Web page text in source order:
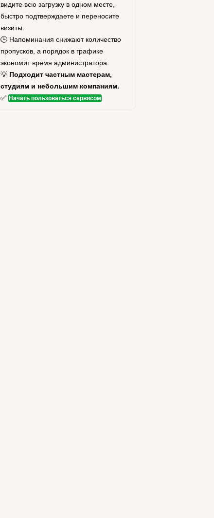
видите всю загрузку в одном месте,
быстро подтверждаете и переносите
визиты.
🕒 Напоминания снижают количество
пропусков, а порядок в графике
экономит время администратора.
💡 Подходит частным мастерам,
студиям и небольшим компаниям.
✅ Начать пользоваться сервисом